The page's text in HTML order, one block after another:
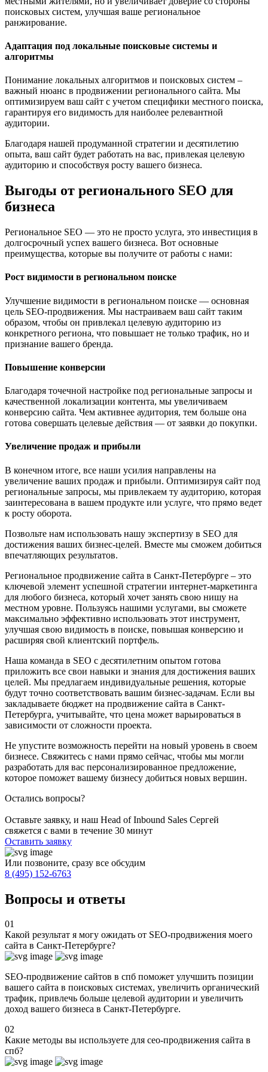
поисковых систем, улучшая ваше региональное
ранжирование.
Адаптация под локальные поисковые системы и
алгоритмы
Понимание локальных алгоритмов и поисковых систем –
важный нюанс в продвижении регионального сайта. Мы
оптимизируем ваш сайт с учетом специфики местного поиска,
гарантируя его видимость для наиболее релевантной
аудитории.
Благодаря нашей продуманной стратегии и десятилетию
опыта, ваш сайт будет работать на вас, привлекая целевую
аудиторию и способствуя росту вашего бизнеса.
Выгоды от регионального SEO для
бизнеса
Региональное SEO — это не просто услуга, это инвестиция в
долгосрочный успех вашего бизнеса. Вот основные
преимущества, которые вы получите от работы с нами:
Рост видимости в региональном поиске
Улучшение видимости в региональном поиске — основная
цель SEO-продвижения. Мы настраиваем ваш сайт таким
образом, чтобы он привлекал целевую аудиторию из
конкретного региона, что повышает не только трафик, но и
признание вашего бренда.
Повышение конверсии
Благодаря точечной настройке под региональные запросы и
качественной локализации контента, мы увеличиваем
конверсию сайта. Чем активнее аудитория, тем больше она
готова совершать целевые действия — от заявки до покупки.
Увеличение продаж и прибыли
В конечном итоге, все наши усилия направлены на
увеличение ваших продаж и прибыли. Оптимизируя сайт под
региональные запросы, мы привлекаем ту аудиторию, которая
заинтересована в вашем продукте или услуге, что прямо ведет
к росту оборота.
Позвольте нам использовать нашу экспертизу в SEO для
достижения ваших бизнес-целей. Вместе мы сможем добиться
впечатляющих результатов.
Региональное продвижение сайта в Санкт-Петербурге – это
ключевой элемент успешной стратегии интернет-маркетинга
для любого бизнеса, который хочет занять свою нишу на
местном уровне. Пользуясь нашими услугами, вы сможете
максимально эффективно использовать этот инструмент,
улучшая свою видимость в поиске, повышая конверсию и
расширяя свой клиентский портфель.
Наша команда в SEO с десятилетним опытом готова
приложить все свои навыки и знания для достижения ваших
целей. Мы предлагаем индивидуальные решения, которые
будут точно соответствовать вашим бизнес-задачам. Если вы
закладываете бюджет на продвижение сайта в Санкт-
Петербурга, учитывайте, что цена может варьироваться в
зависимости от сложности проекта.
Не упустите возможность перейти на новый уровень в своем
бизнесе. Свяжитесь с нами прямо сейчас, чтобы мы могли
разработать для вас персонализированное предложение,
которое поможет вашему бизнесу добиться новых вершин.
Остались вопросы?
Оставьте заявку, и наш Head of Inbound Sales Сергей
свяжется с вами в течение 30 минут
Оставить заявку
Или позвоните, сразу все обсудим
8 (495) 152-6763
Вопросы и ответы
01
Какой результат я могу ожидать от SEO-продвижения моего
сайта в Санкт-Петербурге?
SEO-продвижение сайтов в спб поможет улучшить позиции
вашего сайта в поисковых системах, увеличить органический
трафик, привлечь больше целевой аудитории и увеличить
доход вашего бизнеса в Санкт-Петербурге.
02
Какие методы вы используете для сео-продвижения сайта в
спб?